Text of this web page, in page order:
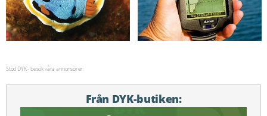
Stöd DYK - besök våra annonsörer:
Från DYK-butiken: